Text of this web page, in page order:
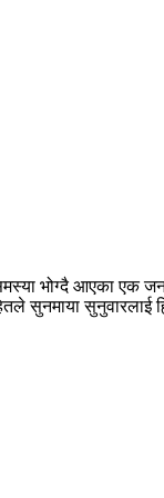
भोग्दै आएका एक
सुनमाया सुनुवारलाई